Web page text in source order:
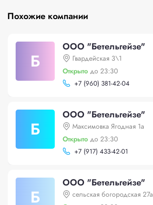
Похожие компании
Б
ООО "Бетельгейзе"
Гвардейская 3\1
Открыто до 23:30
+7 (960) 381-42-04
Б
ООО "Бетельгейзе"
Максимовка Ягодная 1а
Открыто до 23:30
+7 (917) 433-42-01
Б
ООО "Бетельгейзе"
сельская богородская 27а